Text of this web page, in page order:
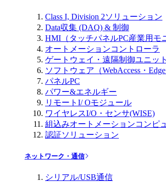
Class I, Division 2ソリューション
Data収集 (DAQ) & 制御
HMI（タッチパネルPC産業用モ
オートメーションコントローラ
ゲートウェイ・遠隔制御ユニッ
ソフトウェア（WebAccess・Edge
パネルPC
パワー&エネルギー
リモートI/ Oモジュール
ワイヤレスI/O・センサ(WISE)
組込みオートメーションコンピ
認証ソリューション
ネットワーク・通信
シリアル/USB通信